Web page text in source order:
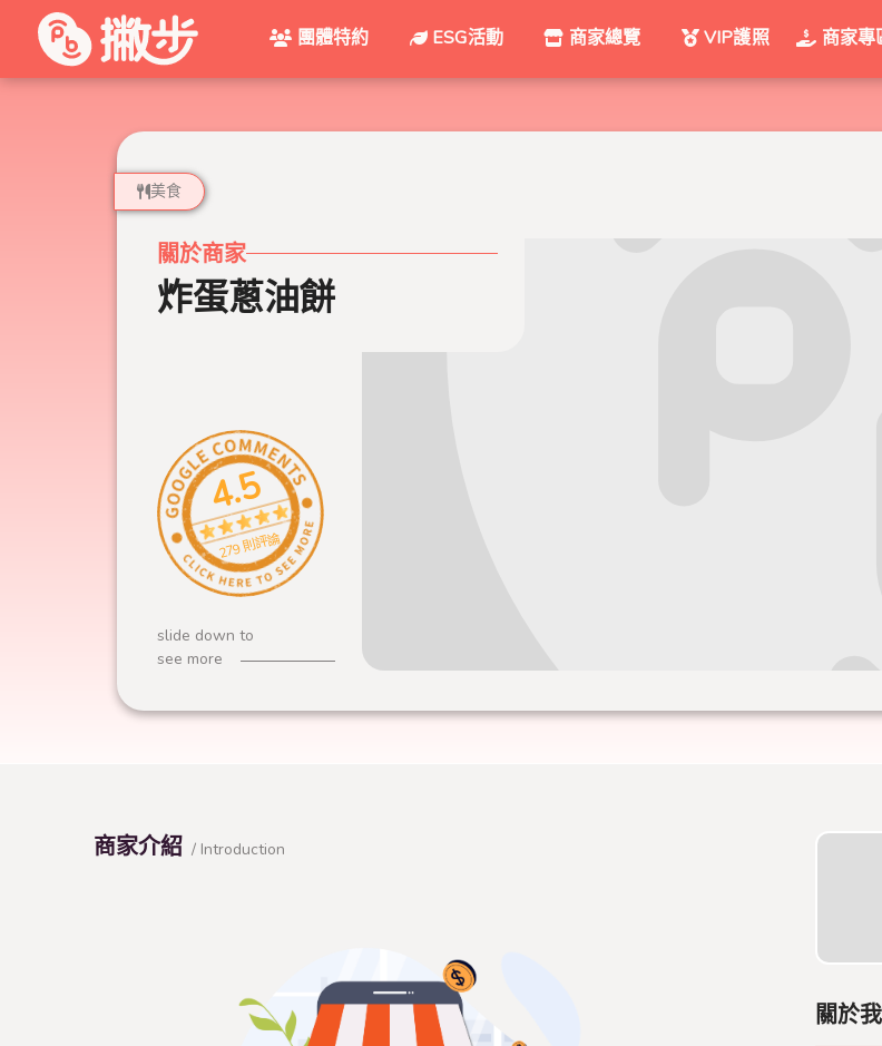
團體特約 ESG活動 商家總覽 VIP護照 商家專
美食
關於商家
炸蛋蔥油餅
4.5
279 則評論
slide down to
see more
商家介紹 / Introduction
關於